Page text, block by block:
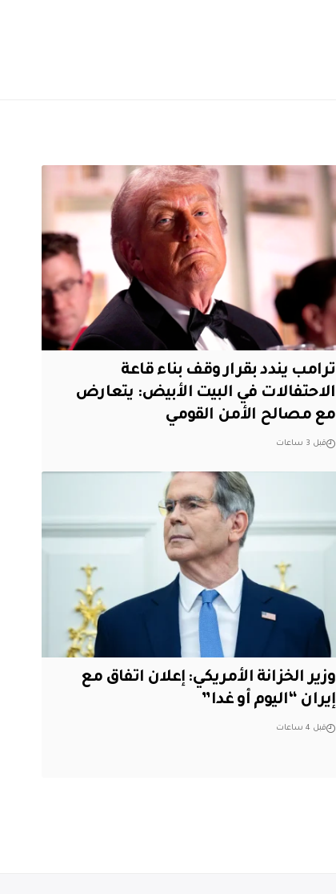
ترامب يندد بقرار وقف بناء قاعة
الاحتفالات في البيت الأبيض: يتعارض
مع مصالح الأمن القومي
قبل 3 ساعات
وزير الخزانة الأمريكي: إعلان اتفاق مع
إيران “اليوم أو غدا”
قبل 4 ساعات